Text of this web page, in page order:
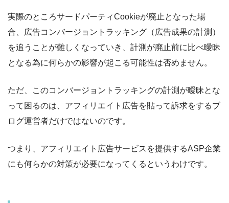
実際のところサードパーティCookieが廃止となった場
合、広告コンバージョントラッキング（広告成果の計測）
を追うことが難しくなっていき、計測が廃止前に比べ曖昧
となる為に何らかの影響が起こる可能性は否めません。
ただ、このコンバージョントラッキングの計測が曖昧とな
って困るのは、アフィリエイト広告を貼って訴求をするブ
ログ運営者だけではないのです。
つまり、アフィリエイト広告サービスを提供するASP企業
にも何らかの対策が必要になってくるというわけです。